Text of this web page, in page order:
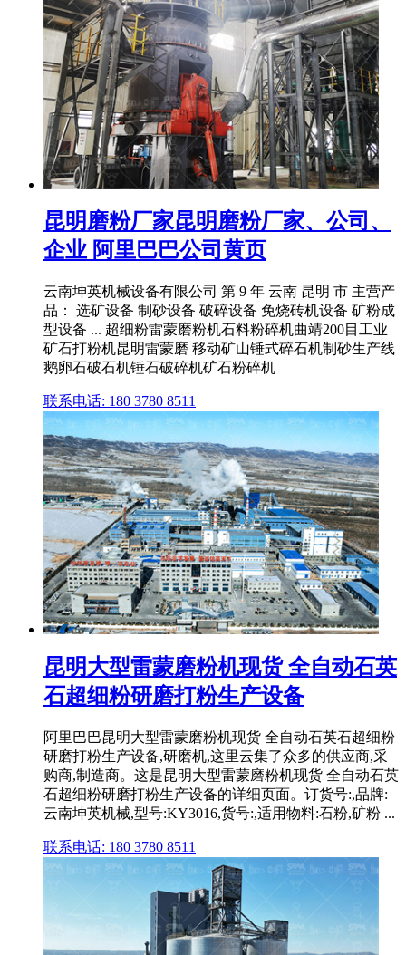
昆明磨粉厂家昆明磨粉厂家、公司、
企业 阿里巴巴公司黄页
云南坤英机械设备有限公司 第 9 年 云南 昆明 市 主营产
品： 选矿设备 制砂设备 破碎设备 免烧砖机设备 矿粉成
型设备 ... 超细粉雷蒙磨粉机石料粉碎机曲靖200目工业
矿石打粉机昆明雷蒙磨 移动矿山锤式碎石机制砂生产线
鹅卵石破石机锤石破碎机矿石粉碎机
联系电话: 180 3780 8511
昆明大型雷蒙磨粉机现货 全自动石英
石超细粉研磨打粉生产设备
阿里巴巴昆明大型雷蒙磨粉机现货 全自动石英石超细粉
研磨打粉生产设备,研磨机,这里云集了众多的供应商,采
购商,制造商。这是昆明大型雷蒙磨粉机现货 全自动石英
石超细粉研磨打粉生产设备的详细页面。订货号:,品牌:
云南坤英机械,型号:KY3016,货号:,适用物料:石粉,矿粉 ...
联系电话: 180 3780 8511